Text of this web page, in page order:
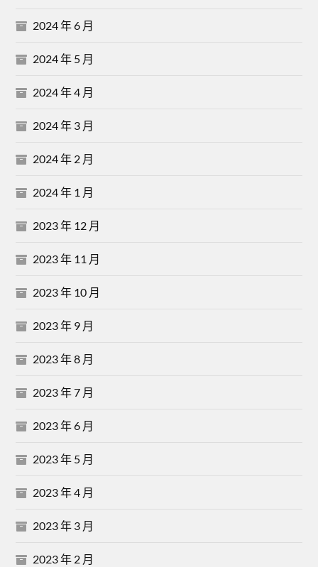
2024 年 6 月
2024 年 5 月
2024 年 4 月
2024 年 3 月
2024 年 2 月
2024 年 1 月
2023 年 12 月
2023 年 11 月
2023 年 10 月
2023 年 9 月
2023 年 8 月
2023 年 7 月
2023 年 6 月
2023 年 5 月
2023 年 4 月
2023 年 3 月
2023 年 2 月